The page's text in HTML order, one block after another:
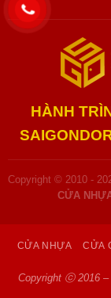
HÀNH
Copyright © 2010 -
CỬA
CỬA NHỰA CỬA
Copyright ⓒ 2016 –